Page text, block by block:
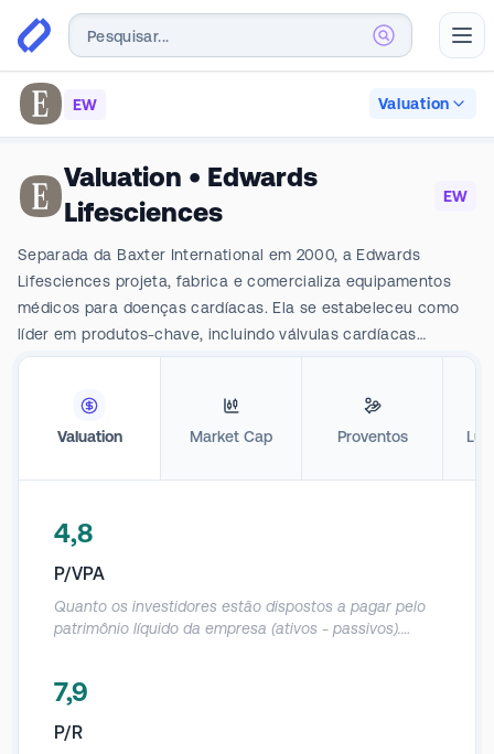
EW Valuation
Valuation • Edwards
Lifesciences
EW
Separada da Baxter International em 2000, a Edwards
Lifesciences projeta, fabrica e comercializa equipamentos
médicos para doenças cardíacas. Ela se estabeleceu como
líder em produtos-chave, incluindo válvulas cardíacas
cirúrgicas, válvulas aórticas transcateteres e tecnologias de
totais vêm de fora dos EUA.
Valuation
Market Cap Proventos
4,8
P/VPA
Quanto os investidores estão dispostos a pagar pelo
patrimônio líquido da empresa (ativos - passivos).
Referências: Abaixo de 1: a empresa está sendo
Igual a 1: a empresa está sendo negociada no valor
7,9
P/R